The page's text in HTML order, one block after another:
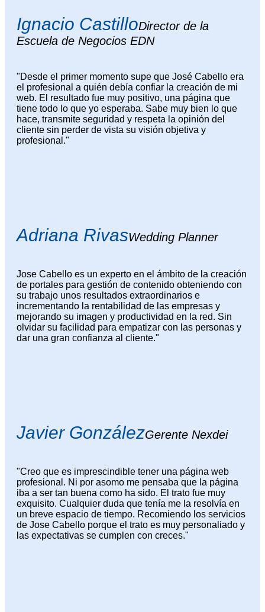
Ignacio CastilloDirector de la
Escuela de Negocios EDN
"Desde el primer momento supe que José Cabello era
el profesional a quién debía confiar la creación de mi
web. El resultado fue muy positivo, una página que
tiene todo lo que yo esperaba. Sabe muy bien lo que
hace, transmite seguridad y respeta la opinión del
cliente sin perder de vista su visión objetiva y
profesional."
Adriana RivasWedding Planner
Jose Cabello es un experto en el ámbito de la creación
de portales para gestión de contenido obteniendo con
su trabajo unos resultados extraordinarios e
incrementando la rentabilidad de las empresas y
mejorando su imagen y productividad en la red. Sin
olvidar su facilidad para empatizar con las personas y
dar una gran confianza al cliente."
Javier GonzálezGerente Nexdei
"Creo que es imprescindible tener una página web
profesional. Ni por asomo me pensaba que la página
iba a ser tan buena como ha sido. El trato fue muy
exquisito. Cualquier duda que tenía me la resolvía en
un breve espacio de tiempo. Recomiendo los servicios
de Jose Cabello porque el trato es muy personaliado y
las expectativas se cumplen con creces."